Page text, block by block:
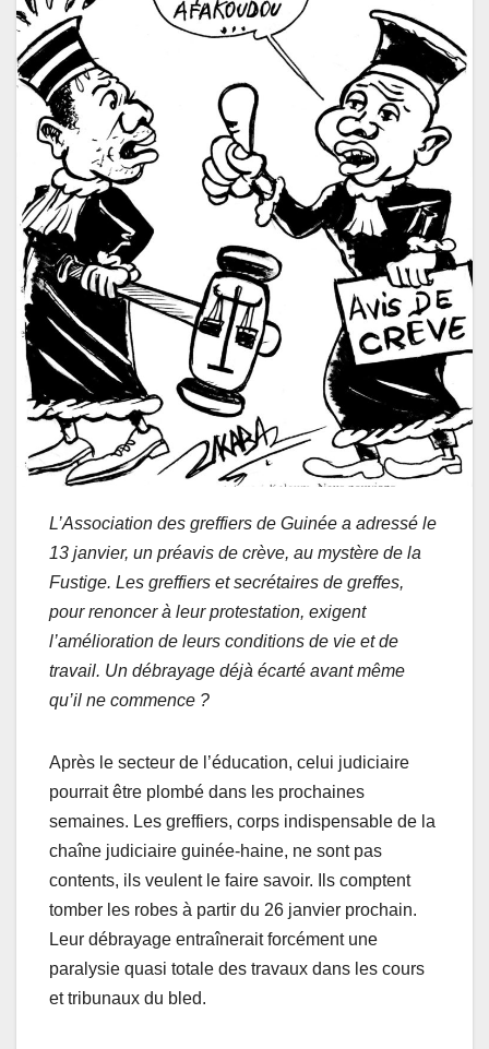
L’Association des greffiers de Guinée a adressé le
13 janvier, un préavis de crève, au mystère de la
Fustige. Les greffiers et secrétaires de greffes,
pour renoncer à leur protestation, exigent
l’amélioration de leurs conditions de vie et de
travail. Un débrayage déjà écarté avant même
qu’il ne commence ?
Après le secteur de l’éducation, celui judiciaire
pourrait être plombé dans les prochaines
semaines. Les greffiers, corps indispensable de la
chaîne judiciaire guinée-haine, ne sont pas
contents, ils veulent le faire savoir. Ils comptent
tomber les robes à partir du 26 janvier prochain.
Leur débrayage entraînerait forcément une
paralysie quasi totale des travaux dans les cours
et tribunaux du bled.